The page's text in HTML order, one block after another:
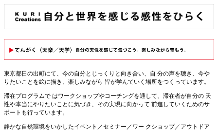
東京都日の出町にて、今の自分とじっくりと向き合い、自 分の声を聴き、今や
りたいことを絵に描き、楽しみながら 皆が学んていく場所をつくっています。
滞在プログラムで はワークショップやコーチングを通して、滞在者が自分の 天
性や本当にやりたいことに気づき、その実現に向かって 前進していくためのサ
ポートも行っています。
静かな自然環境をいかしたイベント／セミナー／ワー クショップ／アウトドア